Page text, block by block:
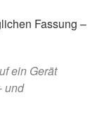
Fassung –
ein Gerät
und